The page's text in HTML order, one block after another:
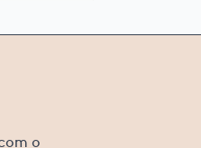
o